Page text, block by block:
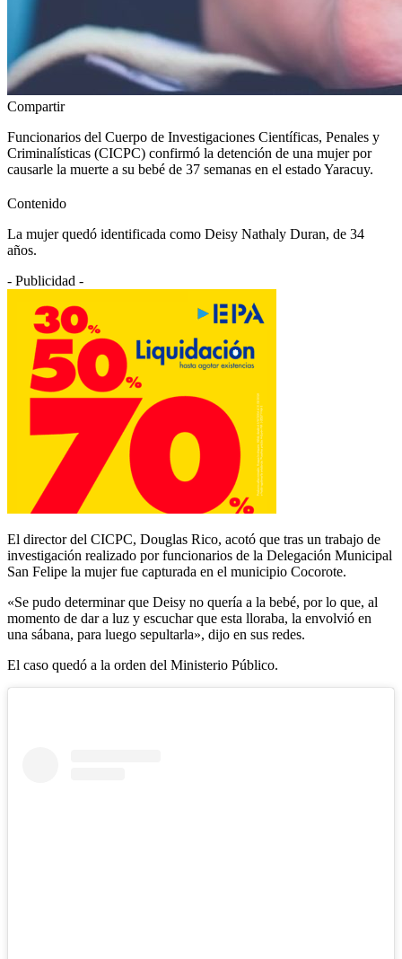
Compartir
Funcionarios del Cuerpo de Investigaciones Científicas, Penales y
Criminalísticas (CICPC) confirmó la detención de una mujer por
causarle la muerte a su bebé de 37 semanas en el estado Yaracuy.
Contenido
La mujer quedó identificada como Deisy Nathaly Duran, de 34
años.
- Publicidad -
El director del CICPC, Douglas Rico, acotó que tras un trabajo de
investigación realizado por funcionarios de la Delegación Municipal
San Felipe la mujer fue capturada en el municipio Cocorote.
«Se pudo determinar que Deisy no quería a la bebé, por lo que, al
momento de dar a luz y escuchar que esta lloraba, la envolvió en
una sábana, para luego sepultarla», dijo en sus redes.
El caso quedó a la orden del Ministerio Público.